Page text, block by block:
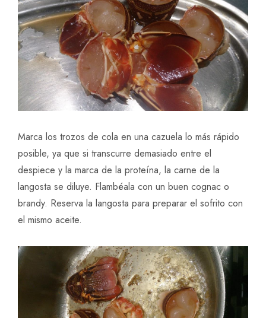
Marca los trozos de cola en una cazuela lo más rápido
posible, ya que si transcurre demasiado entre el
despiece y la marca de la proteína, la carne de la
langosta se diluye. Flambéala con un buen cognac o
brandy. Reserva la langosta para preparar el sofrito con
el mismo aceite.